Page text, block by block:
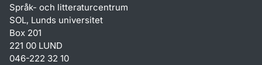
Språk- och litteraturcentrum
SOL, Lunds universitet
Box 201
221 00 LUND
046-222 32 10